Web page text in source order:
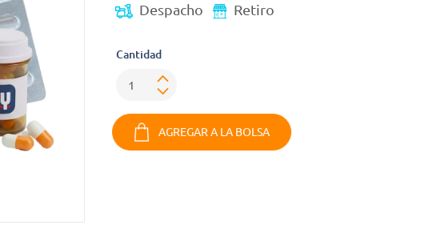
Despacho Retiro
Cantidad
AGREGAR A LA BOLSA